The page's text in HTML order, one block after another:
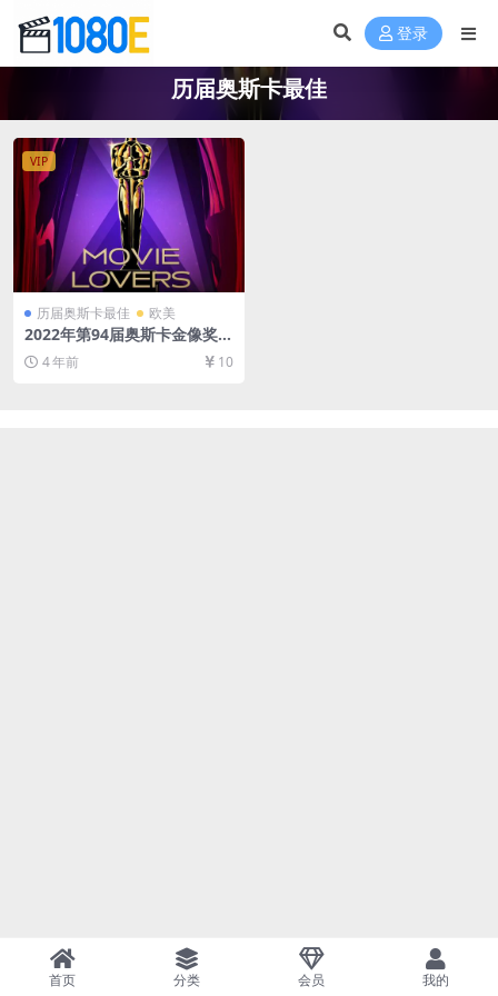
登录
历届奥斯卡最佳
VIP
历届奥斯卡最佳 欧美
2022年第94届奥斯卡金像奖-
电影篇合集[百度网盘资源108
0P超清未删减][MP4/104GB]
4 年前 10
首页 分类 会员 我的